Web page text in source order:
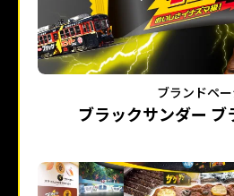
ブランドペ
ブラックサンダー ブ